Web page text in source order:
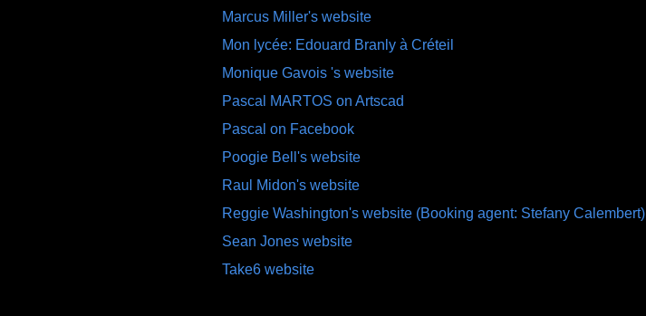
Marcus Miller's website
Mon lycée: Edouard Branly à Créteil
Monique Gavois 's website
Pascal MARTOS on Artscad
Pascal on Facebook
Poogie Bell's website
Raul Midon's website
Reggie Washington's website (Booking agent: Stefany Calembert)
Sean Jones website
Take6 website